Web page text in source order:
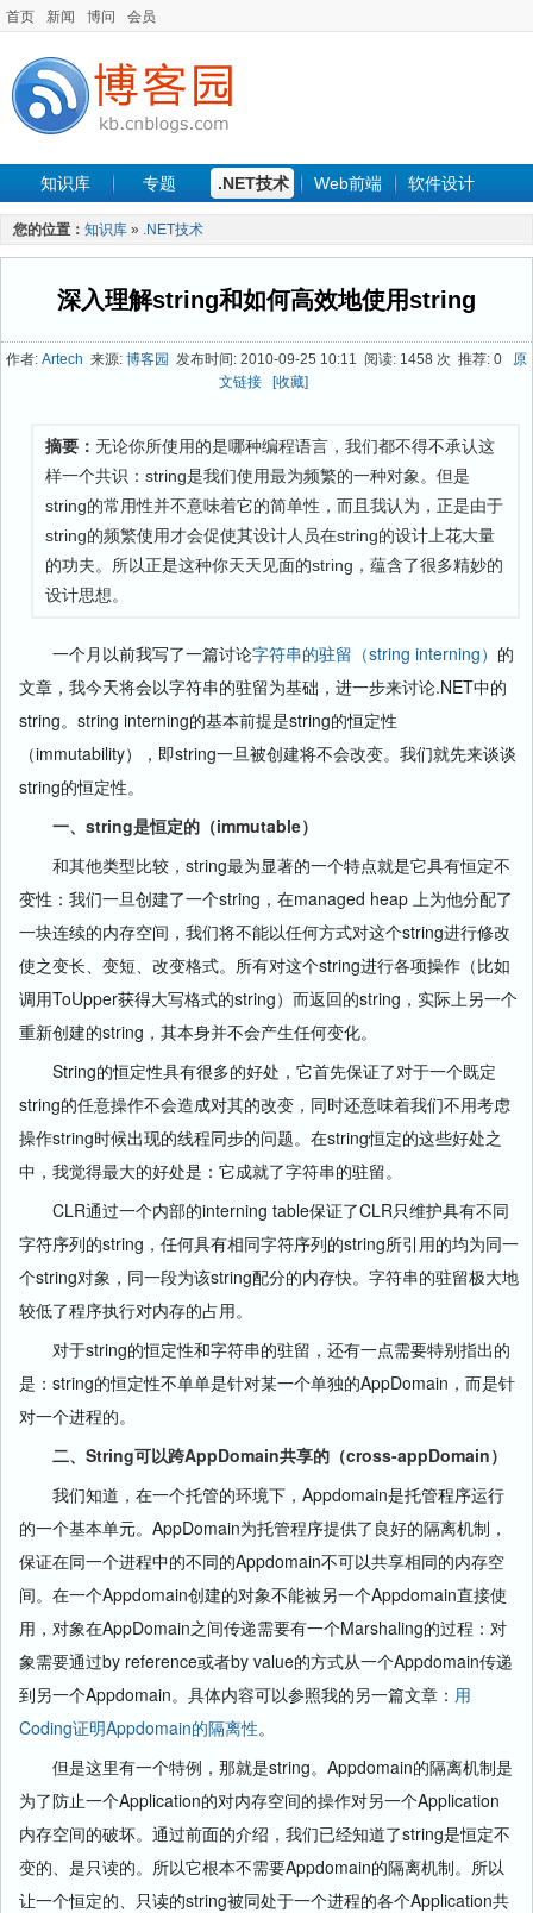
首页 新闻 博问 会员
知识库 专题 .NET技术 Web前端 软件设计
手机开发 软件工程
最新文章
您的位置： 知识库 » .NET技术
深入理解string和如何高效地使用string
作者: Artech 来源: 博客园 发布时间: 2010-09-25 10:11 阅读: 1458 次 推荐: 0 原
文链接
[收藏]
摘要： 无论你所使用的是哪种编程语言，我们都不得不承认这
样一个共识：string是我们使用最为频繁的一种对象。但是
string的常用性并不意味着它的简单性，而且我认为，正是由于
string的频繁使用才会促使其设计人员在string的设计上花大量
的功夫。所以正是这种你天天见面的string，蕴含了很多精妙的
设计思想。
一个月以前我写了一篇讨论字符串的驻留（string interning） 的
文章，我今天将会以字符串的驻留为基础，进一步来讨论.NET中的
string。string interning的基本前提是string的恒定性
（immutability），即string一旦被创建将不会改变。我们就先来谈谈
string的恒定性。
一、string是恒定的（immutable）
和其他类型比较，string最为显著的一个特点就是它具有恒定不
变性：我们一旦创建了一个string，在managed heap 上为他分配了
一块连续的内存空间，我们将不能以任何方式对这个string进行修改
使之变长、变短、改变格式。所有对这个string进行各项操作（比如
调用ToUpper获得大写格式的string）而返回的string，实际上另一个
重新创建的string，其本身并不会产生任何变化。
String的恒定性具有很多的好处，它首先保证了对于一个既定
string的任意操作不会造成对其的改变，同时还意味着我们不用考虑
操作string时候出现的线程同步的问题。在string恒定的这些好处之
中，我觉得最大的好处是：它成就了字符串的驻留。
CLR通过一个内部的interning table保证了CLR只维护具有不同
字符序列的string，任何具有相同字符序列的string所引用的均为同一
个string对象，同一段为该string配分的内存快。字符串的驻留极大地
较低了程序执行对内存的占用。
对于string的恒定性和字符串的驻留，还有一点需要特别指出的
是：string的恒定性不单单是针对某一个单独的AppDomain，而是针
对一个进程的。
二、String可以跨AppDomain共享的（cross-appDomain）
我们知道，在一个托管的环境下，Appdomain是托管程序运行
的一个基本单元。AppDomain为托管程序提供了良好的隔离机制，
保证在同一个进程中的不同的Appdomain不可以共享相同的内存空
间。在一个Appdomain创建的对象不能被另一个Appdomain直接使
用，对象在AppDomain之间传递需要有一个Marshaling的过程：对
象需要通过by reference或者by value的方式从一个Appdomain传递
到另一个Appdomain。具体内容可以参照我的另一篇文章： 用
Coding证明Appdomain的隔离性。
但是这里有一个特例，那就是string。Appdomain的隔离机制是
为了防止一个Application的对内存空间的操作对另一个Application
内存空间的破坏。通过前面的介绍，我们已经知道了string是恒定不
变的、是只读的。所以它根本不需要Appdomain的隔离机制。所以
让一个恒定的、只读的string被同处于一个进程的各个Application共